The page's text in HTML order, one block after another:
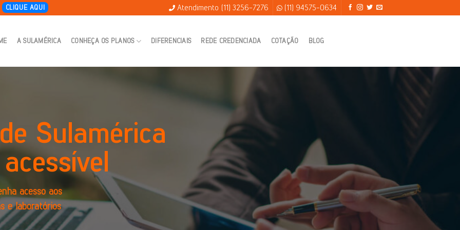
CLIQUE AQUI Atendimento (11) 3256-7276 (11) 94575-0634
A SULAMÉRICA CONHEÇA OS PLANOS DIFERENCIAIS REDE CREDENCIADA COTAÇÃO BLOG
Sulamérica
acesso aos
e laboratórios